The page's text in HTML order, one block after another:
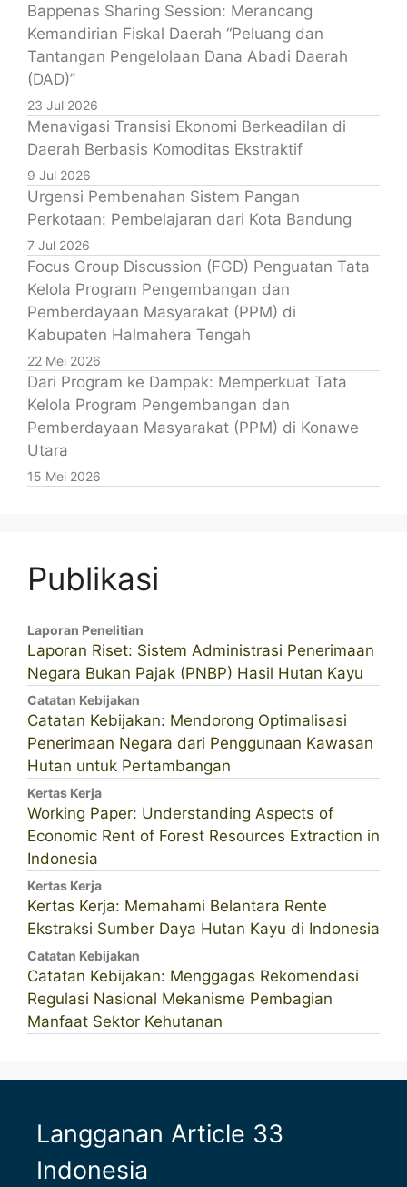
Bappenas Sharing Session: Merancang
Kemandirian Fiskal Daerah “Peluang dan
Tantangan Pengelolaan Dana Abadi Daerah
(DAD)”
23 Jul 2026
Menavigasi Transisi Ekonomi Berkeadilan di
Daerah Berbasis Komoditas Ekstraktif
9 Jul 2026
Urgensi Pembenahan Sistem Pangan
Perkotaan: Pembelajaran dari Kota Bandung
7 Jul 2026
Focus Group Discussion (FGD) Penguatan Tata
Kelola Program Pengembangan dan
Pemberdayaan Masyarakat (PPM) di
Kabupaten Halmahera Tengah
22 Mei 2026
Dari Program ke Dampak: Memperkuat Tata
Kelola Program Pengembangan dan
Pemberdayaan Masyarakat (PPM) di Konawe
Utara
15 Mei 2026
Publikasi
Laporan Penelitian
Laporan Riset: Sistem Administrasi Penerimaan
Negara Bukan Pajak (PNBP) Hasil Hutan Kayu
Catatan Kebijakan
Catatan Kebijakan: Mendorong Optimalisasi
Penerimaan Negara dari Penggunaan Kawasan
Hutan untuk Pertambangan
Kertas Kerja
Working Paper: Understanding Aspects of
Economic Rent of Forest Resources Extraction in
Indonesia
Kertas Kerja
Kertas Kerja: Memahami Belantara Rente
Ekstraksi Sumber Daya Hutan Kayu di Indonesia
Catatan Kebijakan
Catatan Kebijakan: Menggagas Rekomendasi
Regulasi Nasional Mekanisme Pembagian
Manfaat Sektor Kehutanan
Langganan Article 33
Indonesia